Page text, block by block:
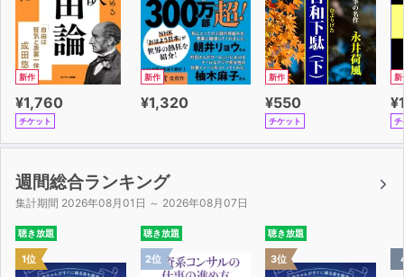
新作
¥1,760
チケット
新作
¥1,320
新作
¥550
チケット
新
チ
週間総合ランキング
集計期間 2026年08月01日 ～ 2026年08月07日
聴き放題
1位
聴き放題
2位
聴き放題
3位